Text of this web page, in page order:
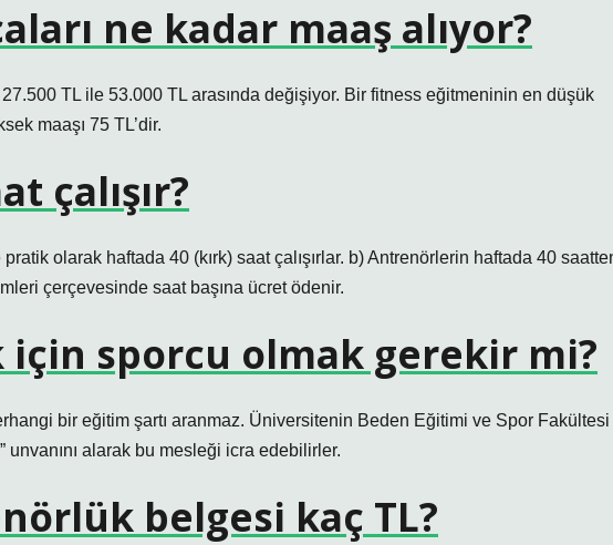
ne kadar maaş alıyor?
27.500 TL ile 53.000 TL arasında değişiyor. Bir fitness eğitmeninin en düşük
maaşı 75 TL’dir.
çalışır?
olarak haftada 40 (kırk) saat çalışırlar. b) Antrenörlerin haftada 40
çerçevesinde saat başına ücret ödenir.
sporcu olmak gerekir mi?
bir eğitim şartı aranmaz. Üniversitenin Beden Eğitimi ve Spor Fakültesi
unvanını alarak bu mesleği icra edebilirler.
belgesi kaç TL?